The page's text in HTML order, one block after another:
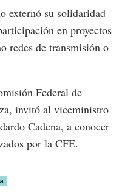
externó su solidaridad
en proyectos
redes de transmisión o
Federal de
invitó al viceministro
Cadena, a conocer
por la CFE.